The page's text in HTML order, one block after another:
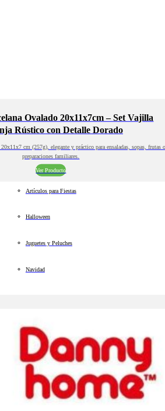
Ovalado 20x11x7cm – Set Vajilla
Rústico con Detalle Dorado
cm (257g), elegante y práctico para ensaladas, sopas, frutas o
preparaciones familiares.
Ver Producto
Artículos para Fiestas
Halloween
Juguetes y Peluches
Navidad